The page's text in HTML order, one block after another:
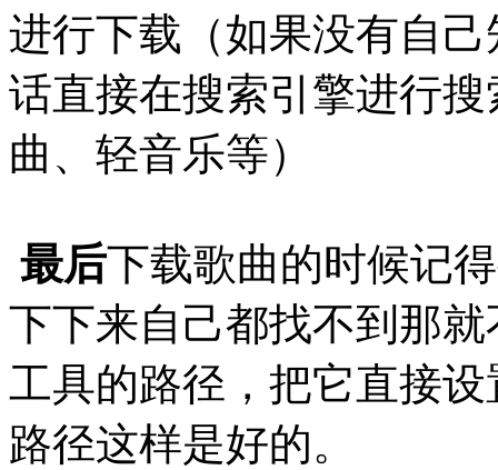
进行下载（如果没有自
话直接在搜索引擎进行
曲、轻音乐等）
最后下载歌曲的时候记
下下来自己都找不到那
工具的路径，把它直接
路径这样是好的。